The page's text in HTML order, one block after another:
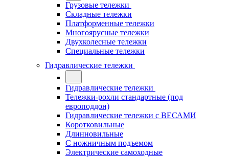
Грузовые тележки
Складные тележки
Платформенные тележки
Многоярусные тележки
Двухколесные тележки
Специальные тележки
Гидравлические тележки
Гидравлические тележки
Тележки-рохли стандартные (под
европоддон)
Гидравлические тележки с ВЕСАМИ
Коротковильные
Длинновильные
С ножничным подъемом
Электрические самоходные